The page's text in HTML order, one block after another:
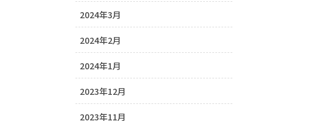
2024年3月
2024年2月
2024年1月
2023年12月
2023年11月